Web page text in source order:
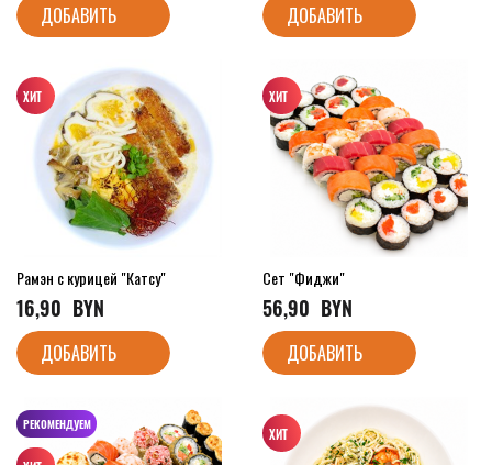
ДОБАВИТЬ ДОБАВИТЬ
Рамэн с курицей "Катсу"
16,90
  BYN
ДОБАВИТЬ
Сет "Фиджи"
56,90
  BYN
ДОБАВИТЬ
РЕКОМЕНДУЕМ